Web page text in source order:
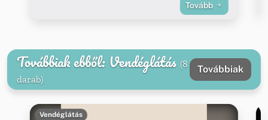
Tovább
Továbbiak ebből: Vendéglátás (8
darab)
Továbbiak
Vendéglátás